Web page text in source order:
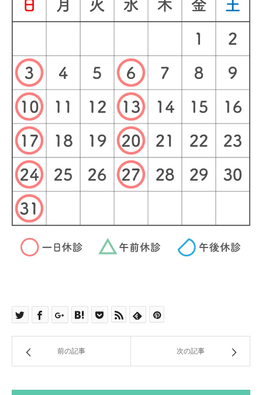
前の記事 次の記事